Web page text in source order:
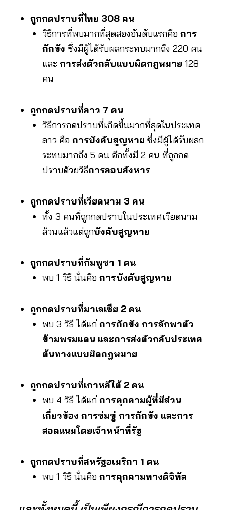
ถูกกดปราบที่ไทย 308 คน
วิธีการที่พบมากที่สุดสองอันดับแรกคือ การ
กักขัง ซึ่งมีผู้ได้รับผลกระทบมากถึง 220 คน
และ การส่งตัวกลับแบบผิดกฎหมาย 128
คน
ถูกกดปราบที่ลาว 7 คน
วิธีการกดปราบที่เกิดขึ้นมากที่สุดในประเทศ
ลาว คือ การบังคับสูญหาย ซึ่งมีผู้ได้รับผลก
ระทบมากถึง 5 คน อีกทั้งมี 2 คน ที่ถูกกด
ปราบด้วยวิธีการลอบสังหาร
ถูกกดปราบที่เวียดนาม 3 คน
ทั้ง 3 คนที่ถูกกดปราบในประเทศเวียดนาม
ล้วนแล้วแต่ถูกบังคับสูญหาย
ถูกกดปราบที่กัมพูชา 1 คน
พบ 1 วิธี นั่นคือ การบังคับสูญหาย
ถูกกดปราบที่มาเลเซีย 2 คน
พบ 3 วิธี ได้แก่ การกักขัง การลักพาตัว
ข้ามพรมแดน และการส่งตัวกลับประเทศ
ต้นทางแบบผิดกฎหมาย
ถูกกดปราบที่เกาหลีใต้ 2 คน
พบ 4 วิธี ได้แก่ การคุกคามผู้ที่มีส่วน
เกี่ยวข้อง การข่มขู่ การกักขัง และการ
สอดแนมโดยเจ้าหน้าที่รัฐ
ถูกกดปราบที่สหรัฐอเมริกา 1 คน
พบ 1 วิธี นั่นคือ การคุกคามทางดิจิทัล